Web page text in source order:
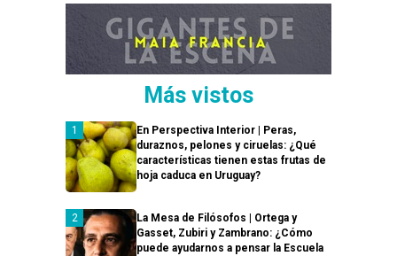
Más vistos
En Perspectiva Interior | Peras,
duraznos, pelones y ciruelas: ¿Qué
características tienen estas frutas de
hoja caduca en Uruguay?
La Mesa de Filósofos | Ortega y
Gasset, Zubiri y Zambrano: ¿Cómo
puede ayudarnos a pensar la Escuela